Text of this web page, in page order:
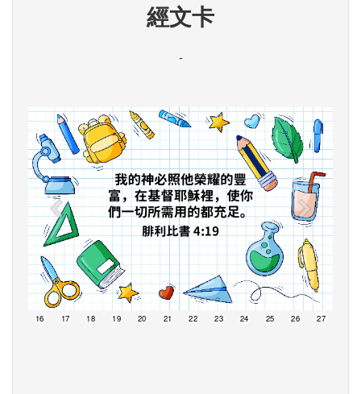
經文卡
-
16 17 18 19 20 21 22 23 24 25 26 27